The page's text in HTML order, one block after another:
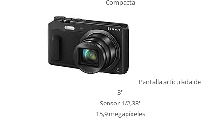
Compacta
Pantalla articulada de
3''
Sensor 1/2,33''
15,9 megapíxeles